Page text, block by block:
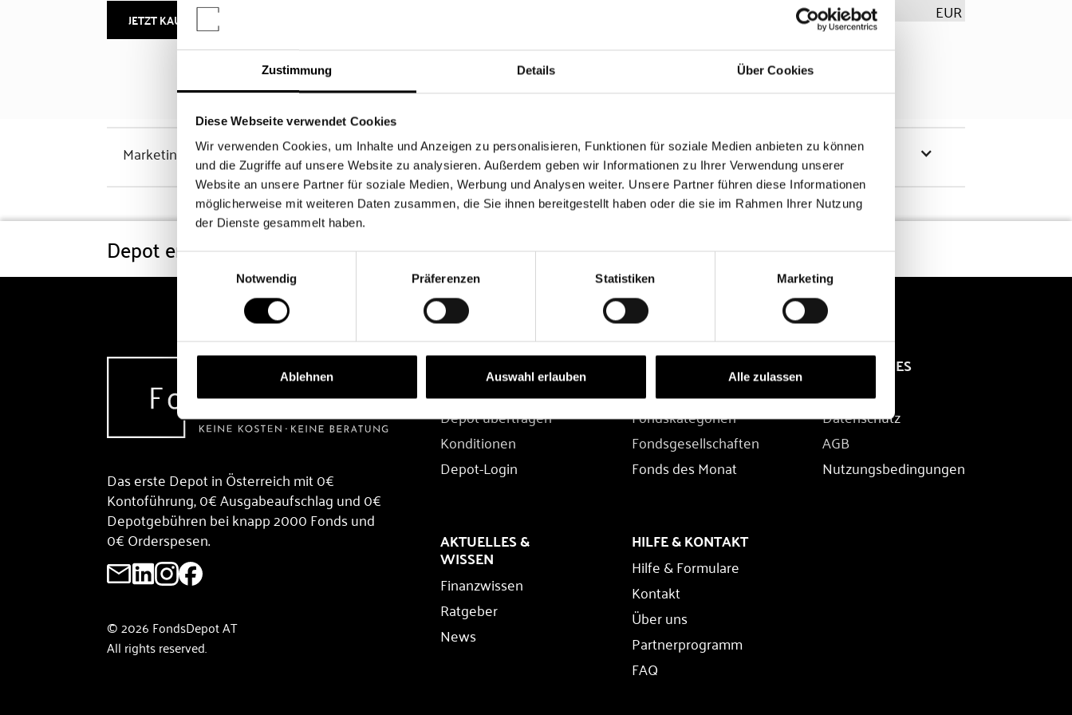
Zustimmung Details Über Cookies
Diese Webseite verwendet Cookies
Wir verwenden Cookies, um Inhalte und Anzeigen zu personalisieren, Funktionen für soziale Medien anbieten zu können
und die Zugriffe auf unsere Website zu analysieren. Außerdem geben wir Informationen zu Ihrer Verwendung unserer
Website an unsere Partner für soziale Medien, Werbung und Analysen weiter. Unsere Partner führen diese Informationen
möglicherweise mit weiteren Daten zusammen, die Sie ihnen bereitgestellt haben oder die sie im Rahmen Ihrer Nutzung
der Dienste gesammelt haben.
Einwilligungsauswahl
Notwendig
Präferenzen Statistiken Marketing
Ablehnen Auswahl erlauben Alle zulassen
JETZT KAUFEN EUR
Marketinghinweis Chancen & Risiken
Depot eröffnen Konditionen Fonds FAQ
Das erste Depot in Österreich mit 0€
Kontoführung, 0€ Ausgabeaufschlag und 0€
Depotgebühren bei knapp 2000 Fonds und
0€ Orderspesen.
© 2026 FondsDepot AT
All rights reserved.
DEPOT
Depot übertragen
Konditionen
Depot-Login
FONDS
Fondssuche
Fondskategorien
Fondsgesellschaften
Fonds des Monat
RECHTLICHES
Impressum
Datenschutz
AGB
Nutzungsbedingungen
AKTUELLES &
WISSEN
Finanzwissen
Ratgeber
News
HILFE & KONTAKT
Hilfe & Formulare
Kontakt
Über uns
Partnerprogramm
FAQ